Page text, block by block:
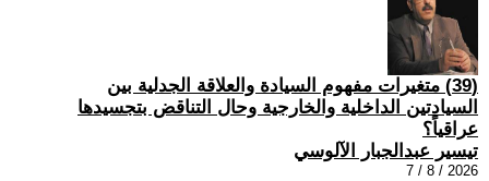
(39) متغيرات مفهوم السيادة والعلاقة الجدلية بين
السيادتين الداخلية والخارجية وحال التناقض بتجسيدها
عراقياً؟
تيسير عبدالجبار الآلوسي
2026 / 8 / 7